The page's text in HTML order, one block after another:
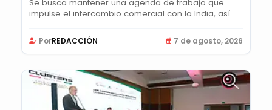
Se busca mantener una agenda de trabajo que
impulse el intercambio comercial con la India, así
PorREDACCIÓN 7 de agosto, 2026